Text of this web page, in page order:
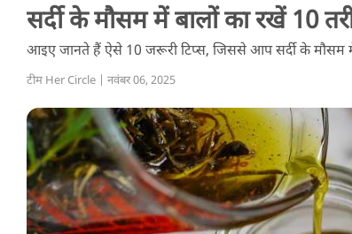
सर्दी के मौसम में बालों का रखें 10
आइए जानते हैं ऐसे 10 जरूरी टिप्स, जिससे आप सर्दी के मौसम
टीम Her Circle | नवंबर 06, 2025